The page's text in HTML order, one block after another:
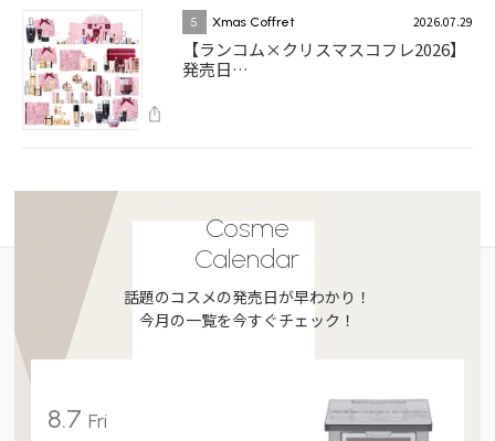
5 Xmas Coffret 2026.07.29
【ランコム×クリスマスコフレ2026】
発売日…
Cosme
Calendar
話題のコスメの発売日が早わかり！
今月の一覧を今すぐチェック！
8.7Fri